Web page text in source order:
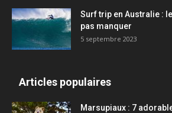
Surf trip en Australie :
pas manquer
5 septembre 2023
Articles populaires
Marsupiaux : 7